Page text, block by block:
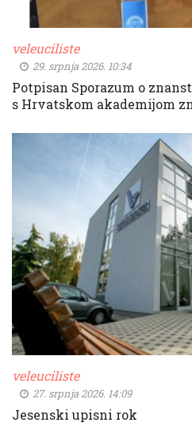
veleuciliste
29. srpnja 2026. 10:34
Potpisan Sporazum o
s Hrvatskom akademijom
veleuciliste
27. srpnja 2026. 14:09
Jesenski upisni rok